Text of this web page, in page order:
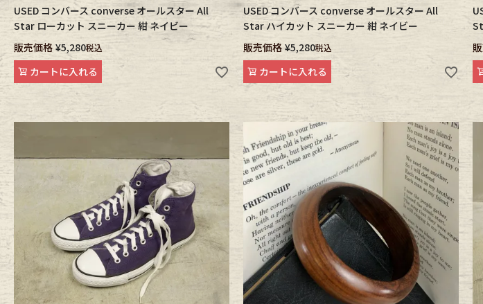
USED コンバース converse オールスター All
Star ローカット スニーカー 紺 ネイビー
販売価格 ¥5,280税込
カートに入れる
USED コンバース converse オールスター All
Star ハイカット スニーカー 紺 ネイビー
販売価格 ¥5,280税込
カートに入れる